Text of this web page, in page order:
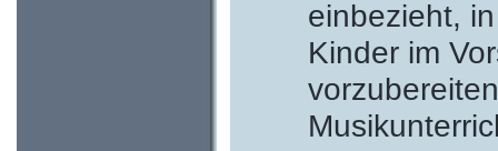
einbezieht,
Kinder im